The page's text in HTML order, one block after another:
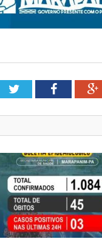
TwitterFacebook